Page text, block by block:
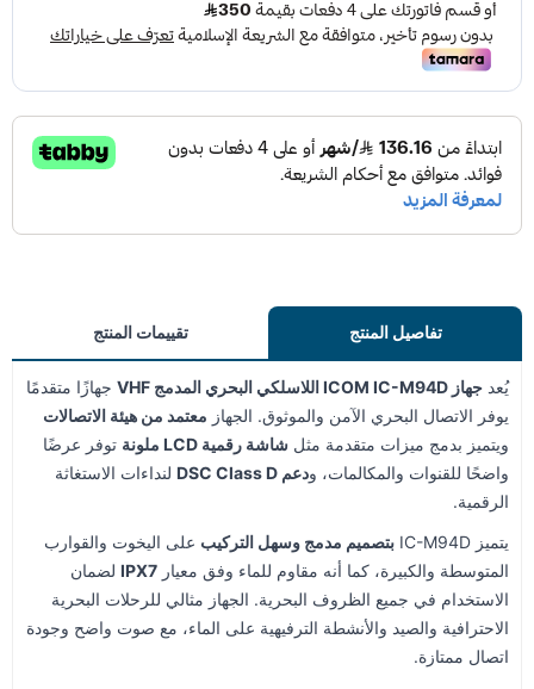
تفاصيل المنتج تقييمات المنتج
يُعد جهاز ICOM IC-M94D اللاسلكي البحري المدمج VHF
جهازًا متقدمًا
يوفر الاتصال البحري الآمن والموثوق. الجهاز معتمد من هيئة الاتصالات
ويتميز بدمج ميزات متقدمة مثل شاشة رقمية LCD ملونة
توفر عرضًا
واضحًا للقنوات والمكالمات، ودعم DSC Class D
لنداءات الاستغاثة
الرقمية.
يتميز IC-M94D
بتصميم مدمج وسهل التركيبعلى اليخوت والقوارب
المتوسطة والكبيرة، كما أنه مقاوم للماء وفق معيار IPX7لضمان
الاستخدام في جميع الظروف البحرية. الجهاز مثالي للرحلات البحرية
الاحترافية والصيد والأنشطة الترفيهية على الماء، مع صوت واضح وجودة
اتصال ممتازة.